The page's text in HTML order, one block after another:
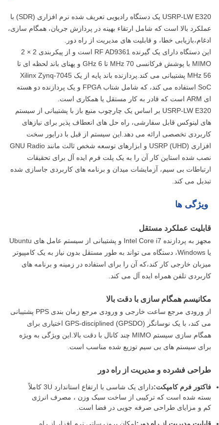
USRP-LW E320 یک دستگاه رادیویی تعریف شده نرم افزاری (SDR) با
عملکرد بالا است که شامل ارتقاء بهینه در پردازش جریان، همگام سازی،
ادغام،بازیابی خطا، و قابلیت های مدیریت از راه دور.
این دستگاه دارای یک گیرنده RF AD9361 است و از پیکربندی 2 × 2
MIMO با پوشش فرکانسی 70 MHz تا 6 GHz و پهنای باند لحظه ای تا
56 MHz پشتیبانی می کند.پردازنده باند پایه از یک Xilinx Zynq-7045
SoC استفاده می کند، که شامل شتاب FPGA و یک پردازنده دو هسته
ای ARM است که قادر به کار مستقل یا همکاری است.
USRP-LW E320 بر اساس یک چارچوب منبع باز با پشتیبانی از سیستم
های لینوکس قابل سفارشی، راه حل های انعطاف پذیر برای نیازهای
کاربردی تخصصی ارائه می دهد.این سیستم از قبل با درایور سخت
افزاری USRP (UHD) و ابزارهای توسعه شخص ثالث مانند GNU Radio
نصب شده استاین کار آن را به یک پلت فرم ایده آل برای تحقیقات
ارتباطات بی سیم، آزمایشات میدان و برنامه های کاربردی جاسازی شده
تبدیل می کند.
ویژگی ها
قابلیت عملکرد مستقل
مجهز به پردازنده Intel Core i7 و پشتیبانی از سیستم عامل های Ubuntu
یا Windows، دستگاه می تواند به طور مستقل بدون نیاز به یک کامپیوتر
میزبان خارجی کار کند،که آن را برای استفاده در زمینه و برنامه های
کاربردی تلفن همراه ایده آل می کند.
مکانیسم همگام سازی با دقت بالا
از ورودی مرجع ساعت خارجی و ورودی مرجع زمان بندی PPS پشتیبانی
می کند، با یک نوسانگر GPS-disciplined (GPSDO) اختیاری برای
همگام سازی سیستم MIMO چند کانال با دقت بالا.این ویژگی به ویژه
برای سیستم های بی سیم توزیع شده مناسب است.
طراحی فشرده و مدیریت از راه دور
فاکتور فرم کامپکت:
دارای یک شاسی با ارتفاع استاندارد 3U کاملاً
بسته شده است که ترکیبی از ساخت سبک وزن ، مصرف انرژی
کم و مزایای طراحی صرفه جویی در فضا است.